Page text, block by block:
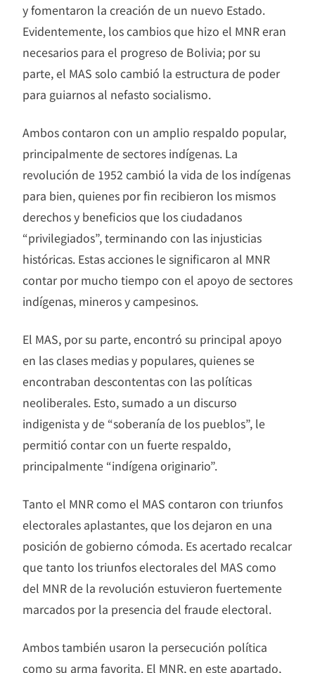
y fomentaron la creación de un nuevo Estado.
Evidentemente, los cambios que hizo el MNR eran
necesarios para el progreso de Bolivia; por su
parte, el MAS solo cambió la estructura de poder
para guiarnos al nefasto socialismo.
Ambos contaron con un amplio respaldo popular,
principalmente de sectores indígenas. La
revolución de 1952 cambió la vida de los indígenas
para bien, quienes por fin recibieron los mismos
derechos y beneficios que los ciudadanos
“privilegiados”, terminando con las injusticias
históricas. Estas acciones le significaron al MNR
contar por mucho tiempo con el apoyo de sectores
indígenas, mineros y campesinos.
El MAS, por su parte, encontró su principal apoyo
en las clases medias y populares, quienes se
encontraban descontentas con las políticas
neoliberales. Esto, sumado a un discurso
indigenista y de “soberanía de los pueblos”, le
permitió contar con un fuerte respaldo,
principalmente “indígena originario”.
Tanto el MNR como el MAS contaron con triunfos
electorales aplastantes, que los dejaron en una
posición de gobierno cómoda. Es acertado recalcar
que tanto los triunfos electorales del MAS como
del MNR de la revolución estuvieron fuertemente
marcados por la presencia del fraude electoral.
Ambos también usaron la persecución política
como su arma favorita. El MNR, en este apartado,